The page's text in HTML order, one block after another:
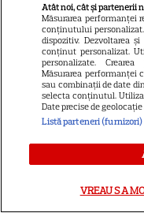
Atât noi, cât și partenerii
Măsurarea performanței
conținutului
dispozitiv. Dezvoltarea
conținut personalizat.
personalizate.
Măsurarea
sau combinații de date
selecta conținutul.
Date precise de
Listă parteneri (furnizori)
VREAU SA